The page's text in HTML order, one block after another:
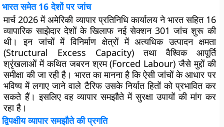
भारत समेत 16 देशों पर जांच
मार्च 2026 में अमेरिकी व्यापार प्रतिनिधि कार्यालय ने भारत सहित 16
व्यापारिक साझेदार देशों के खिलाफ नई सेक्शन 301 जांच शुरू की
थी। इन जांचों में विनिर्माण क्षेत्रों में अत्यधिक उत्पादन क्षमता
(Structural Excess Capacity) तथा वैश्विक आपूर्ति
श्रृंखलाओं में कथित जबरन श्रम (Forced Labour) जैसे मुद्दों की
समीक्षा की जा रही है। भारत का मानना है कि ऐसी जांचों के आधार पर
भविष्य में लगाए जाने वाले टैरिफ उसके निर्यात हितों को प्रभावित कर
सकते हैं। इसलिए वह व्यापार समझौते में सुरक्षा उपायों की मांग कर
रहा है।
द्विपक्षीय व्यापार समझौते की प्रगति